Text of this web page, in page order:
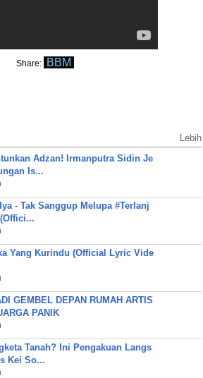
Share: BBM
Lebih
Adzan! Irmanputra Sidin Je
Is...
- Tak Sanggup Melupa #Terlanj
Yang Kurindu (Official Lyric Vide
GEMBEL DEPAN RUMAH ARTIS
PANIK
Tanah? Ini Pengakuan Langs
Kei So...